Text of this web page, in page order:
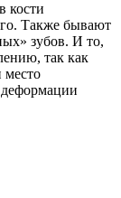
кости
Также бывают
зубов. И то,
так как
место